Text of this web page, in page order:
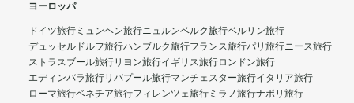
ヨーロッパ
ドイツ旅行 ミュンヘン旅行ニュルンベルク旅行ベルリン旅行
デュッセルドルフ旅行ハンブルク旅行フランス旅行パリ旅行ニース旅行
ストラスブール旅行リヨン旅行イギリス旅行ロンドン旅行
エディンバラ旅行リバプール旅行マンチェスター旅行イタリア旅行
ローマ旅行ベネチア旅行フィレンツェ旅行 ミラノ旅行ナポリ旅行